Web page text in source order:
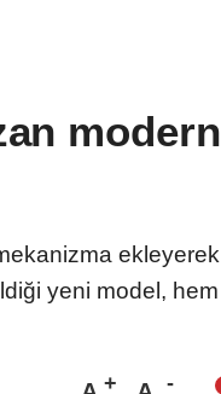
modern
ekleyerek
yeni model, hem